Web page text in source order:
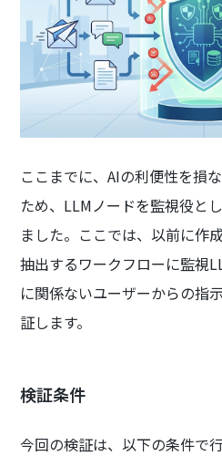
ここまでに、AIの利便性を損
ため、LLMノードを監視役と
ました。ここでは、以前に作
抽出するワークフローに監視
に関係ないユーザーからの指
証します。
検証条件
今回の検証は、以下の条件で